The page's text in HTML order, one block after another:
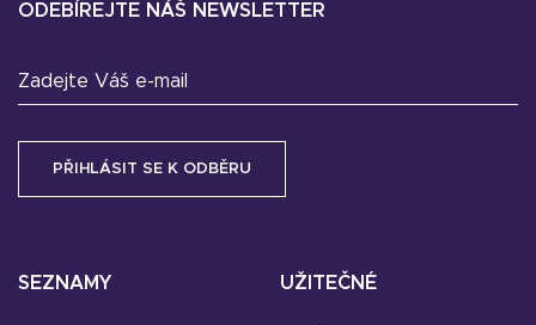
SEZNAMY UŽITEČNÉ
ODEBÍREJTE NÁŠ NEWSLETTER
Zadejte Váš e-mail